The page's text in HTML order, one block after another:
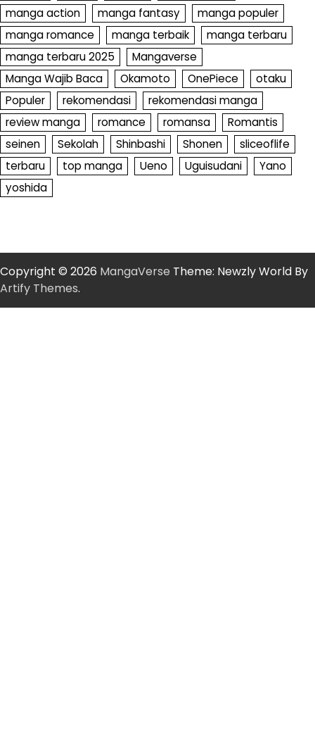
manga action
manga fantasy
manga populer
manga romance
manga terbaik
manga terbaru
manga terbaru 2025
Mangaverse
Manga Wajib Baca
Okamoto OnePiece
otaku
Populer
rekomendasi
rekomendasi manga
review manga
romance romansa
Romantis
seinen
Sekolah Shinbashi Shonen
sliceoflife
terbaru
top manga Ueno Uguisudani
Yano
yoshida
Copyright © 2026 MangaVerse Theme: Newzly World By
Artify Themes.